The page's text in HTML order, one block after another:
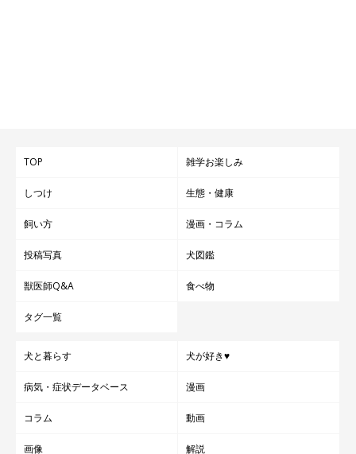
TOP 雑学お楽しみ
しつけ 生態・健康
飼い方 漫画・コラム
投稿写真 犬図鑑
獣医師Q&A 食べ物
タグ一覧
犬と暮らす 犬が好き♥
病気・症状データベース 漫画
コラム 動画
画像 解説